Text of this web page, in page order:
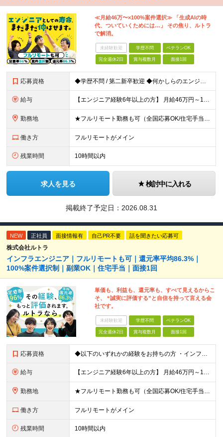
≪月給46万〜×100%案件選択≫ 「生成AIの時
代、ついていくためには…」 その焦り、ルトラ
で解消。
未経験歓迎 学歴不問 ベテランOK
完全週休2日 賞与複数月 面接1回
応募資格 ◆学歴不問 / 第二新卒歓迎 ◆何かしらのエンジニア経験をお持ちの方 （言語・期間・フェーズ不問） 経験浅めの方も遠慮なくご応募ください！ ■入社前Q＆A ────── ◎実力に見合った報酬が手に
給与 【エンジニア経験6年以上の方】 月給46万円～100万円（固定残業代含む） ※上記月給には月30時間分の固定残業代（月8万7,400円～月19万円）を含む。超過分は全額支給。 【エンジニア経験4年以
勤務地 ★フルリモート勤務も可（全国応募OK/住宅手当を支給します） ※案件によって常駐が必要になる場合があります。 ※希望がない限り、転勤はありません ※U・Iターン歓迎 ★ルトラの社員は全国各地で活躍中
働き方 フルリモートがメイン
残業時間 10時間以内
求人を見る 検討中に入れる
掲載終了予定日： 2026.08.31
NEW 正社員 面接情報有 自己PR不要 話を聞きたい応募可
株式会社ルトラ
インフラエンジニア｜フルリモートも可｜還元率平均86.3%｜
100%案件選択制｜副業OK｜住宅手当｜面接1回
単価も、利益も、還元率も、すべて見えるからこ
そ、 “誠実に評価する”と自信を持って言える会
社です。
未経験歓迎 学歴不問 ベテランOK
完全週休2日 賞与複数月 面接1回
応募資格 ◆以下のいずれかの経験をお持ちの方 ・インフラ設計・構築の実務経験（オンプレ/クラウドどちらもOK） ・クラウド環境下での運用保守に関する実務経験 ◆学歴不問 ＜こんな方は特に歓迎します＞ ◎これま
給与 【エンジニア経験6年以上の方】 月給46万円～100万円（固定残業代含む） ※上記月給には月30時間分の固定残業代（月8万7,400円～月19万円）を含む。超過分は全額支給。 【エンジニア経験4年以
勤務地 ★フルリモート勤務も可（全国応募OK/住宅手当を支給します） ※案件によって常駐が必要になる場合があります。 ※希望がない限り、転勤はありません ※U・Iターン歓迎 ★ルトラの社員は全国各地で活躍中
働き方 フルリモートがメイン
残業時間 10時間以内